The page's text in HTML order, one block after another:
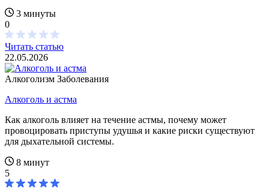
3 минуты
0
Читать статью
22.05.2026
Алкоголизм Заболевания
Алкоголь и астма
Как алкоголь влияет на течение астмы, почему может
провоцировать приступы удушья и какие риски существуют
для дыхательной системы.
8 минут
5